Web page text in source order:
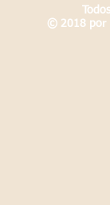
© 2018 por